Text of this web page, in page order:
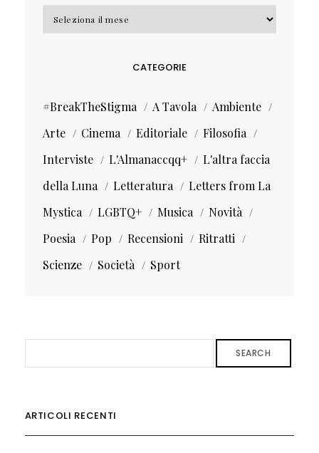
CATEGORIE
#BreakTheStigma A Tavola
Ambiente
Arte
Cinema Editoriale
Filosofia
Interviste
L'Almanaccqq+
L'altra faccia
della Luna
Letteratura
Letters from La
Mystica
LGBTQ+ Musica
Novità
Poesia
Pop Recensioni
Ritratti
Scienze
Società Sport
SEARCH
ARTICOLI RECENTI